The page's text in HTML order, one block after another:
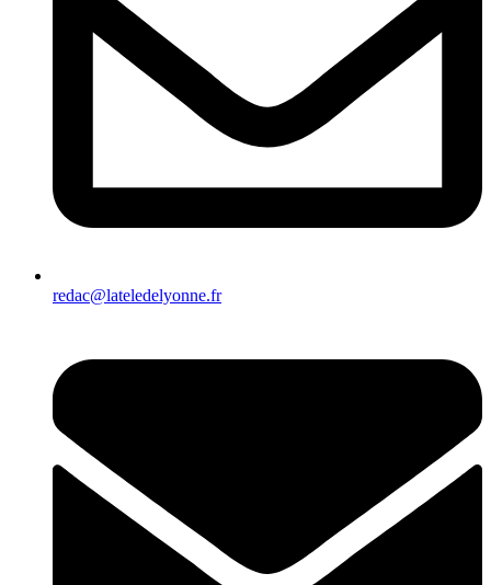
redac@lateledelyonne.fr